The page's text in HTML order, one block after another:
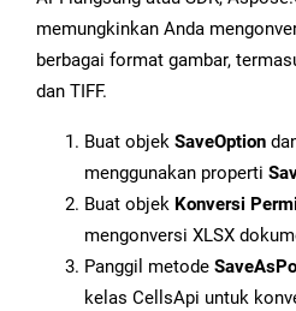
memungkinkan Anda
berbagai format gambar,
dan TIFF.
Buat objek SaveOption
menggunakan properti
Buat objek Konversi
mengonversi XLSX
Panggil metode
kelas CellsApi untuk